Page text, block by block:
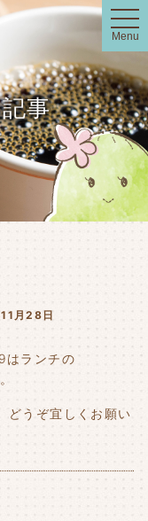
t
o
g
g
l
e
n
a
v
i
g
a
t
i
o
n
Menu
事
月28日
はランチの
どうぞ宜しくお願い